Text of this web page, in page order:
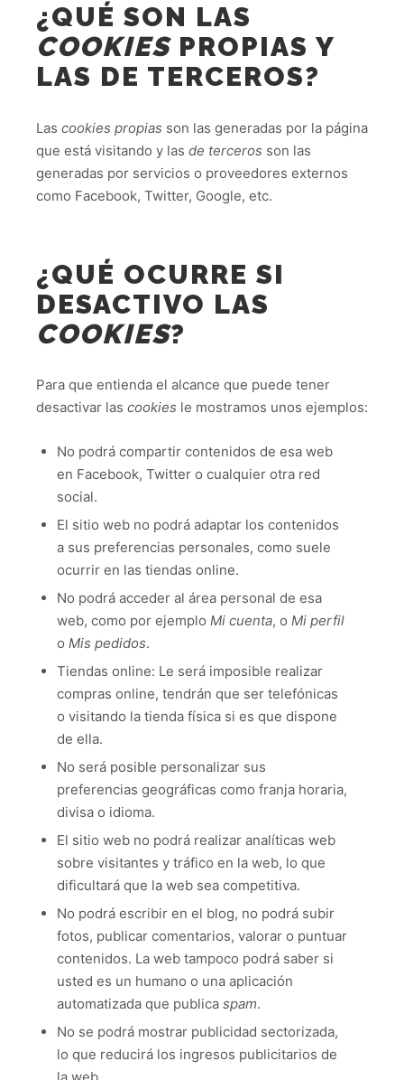
¿QUÉ SON LAS
COOKIESPROPIAS Y
LAS DE TERCEROS?
Las cookies propias son las generadas por la página
que está visitando y las de terceros son las
generadas por servicios o proveedores externos
como Facebook, Twitter, Google, etc.
¿QUÉ OCURRE SI
DESACTIVO LAS
COOKIES?
Para que entienda el alcance que puede tener
desactivar las cookies le mostramos unos ejemplos:
No podrá compartir contenidos de esa web
en Facebook, Twitter o cualquier otra red
social.
El sitio web no podrá adaptar los contenidos
a sus preferencias personales, como suele
ocurrir en las tiendas online.
No podrá acceder al área personal de esa
web, como por ejemplo Mi cuenta, o Mi perfil
o Mis pedidos.
Tiendas online: Le será imposible realizar
compras online, tendrán que ser telefónicas
o visitando la tienda física si es que dispone
de ella.
No será posible personalizar sus
preferencias geográficas como franja horaria,
divisa o idioma.
El sitio web no podrá realizar analíticas web
sobre visitantes y tráfico en la web, lo que
dificultará que la web sea competitiva.
No podrá escribir en el blog, no podrá subir
fotos, publicar comentarios, valorar o puntuar
contenidos. La web tampoco podrá saber si
usted es un humano o una aplicación
automatizada que publica spam.
No se podrá mostrar publicidad sectorizada,
lo que reducirá los ingresos publicitarios de
la web.